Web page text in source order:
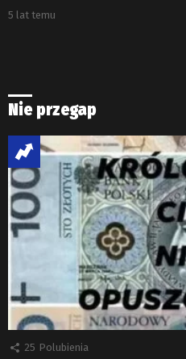
5 lat temu
Nie przegap
25 Polubienia